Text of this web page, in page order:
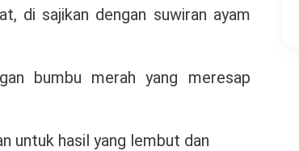
di sajikan dengan suwiran ayam
bumbu merah yang meresap
untuk hasil yang lembut dan